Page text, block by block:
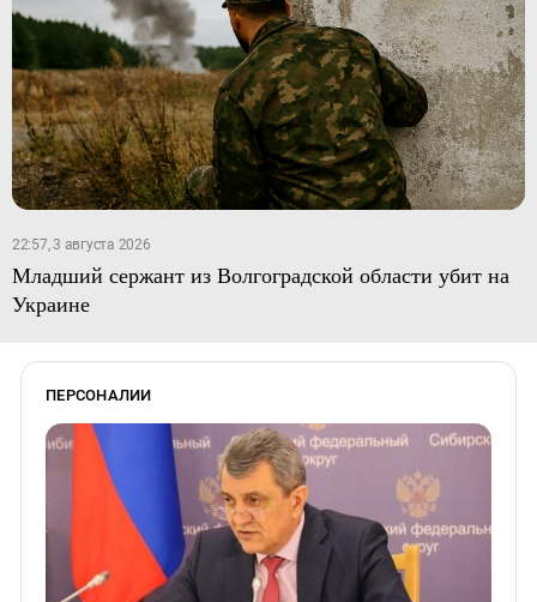
22:57, 3 августа 2026
Младший сержант из Волгоградской области убит на
Украине
ПЕРСОНАЛИИ